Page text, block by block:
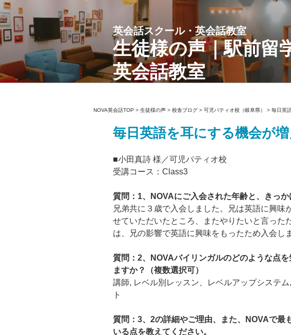
コ
ン
テ
ン
へ
ス
英会話スクール・英会話教室
生徒様の声｜駅前留
英会話教室
NOVA英会話TOP > 生徒様の声 > 校舎ブログ > 可児パティオ校（岐阜県） > 毎日英
毎日英語を耳にする機会が
■小田真詩 様／可児パティオ校
受講コース：Class3
質問：1、NOVAにご入会された年齢と、きっか
兄弟共に３歳で入会しました。兄は英語に興味
せていただいたところ、またやりたいと言った
は、兄の影響で英語に興味をもったため入会し
質問：2、NOVAバイリンガルのどのような点
ますか？（複数選択可）
講師, レベル別レッスン、レベルアップシステ
ト
質問：3、2の詳細やご理由、また、NOVAで最
いる点を教えてください。